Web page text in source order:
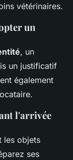
vétérinaires.
un
, un
un justificatif
également
l'arrivée
les objets
ses